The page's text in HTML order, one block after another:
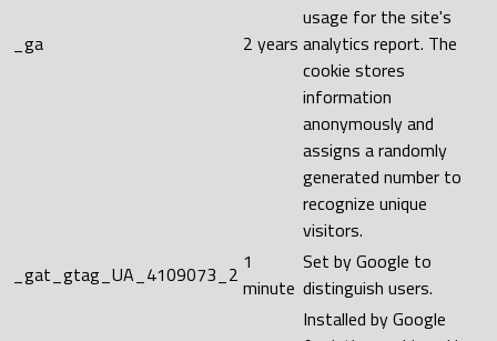
_ga 2 years
usage for the site's
analytics report. The
cookie stores
information
anonymously and
assigns a randomly
generated number to
recognize unique
visitors.
_gat_gtag_UA_4109073_2 1
minute
Set by Google to
distinguish users.
Installed by Google